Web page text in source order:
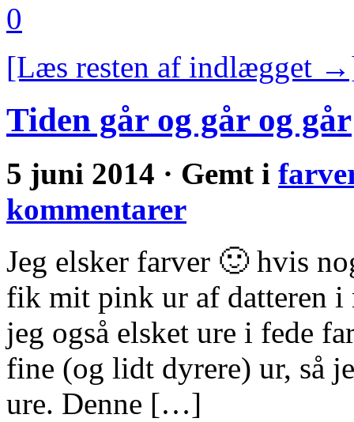
0
[Læs resten af indlægget
Tiden går og går og går
5 juni 2014 · Gemt i
kommentarer
Jeg elsker farver 🙂 hvis
fik mit pink ur af datteren i
jeg også elsket ure i fede
fine (og lidt dyrere) ur, så
ure. Denne […]